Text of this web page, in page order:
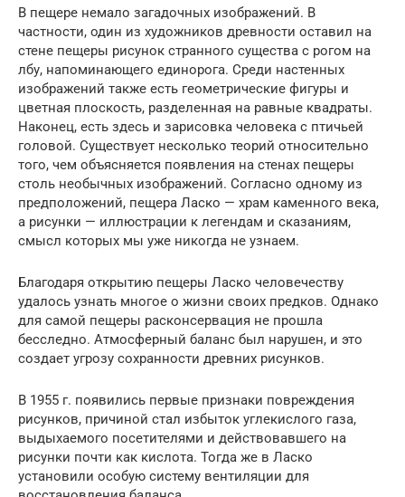
В пещере немало загадочных изображений. В
частности, один из художников древности оставил на
стене пещеры рисунок странного существа с рогом на
лбу, напоминающего единорога. Среди настенных
изображений также есть геометрические фигуры и
цветная плоскость, разделенная на равные квадраты.
Наконец, есть здесь и зарисовка человека с птичьей
головой. Существует несколько теорий относительно
того, чем объясняется появления на стенах пещеры
столь необычных изображений. Согласно одному из
предположений, пещера Ласко — храм каменного века,
а рисунки — иллюстрации к легендам и сказаниям,
смысл которых мы уже никогда не узнаем.
Благодаря открытию пещеры Ласко человечеству
удалось узнать многое о жизни своих предков. Однако
для самой пещеры расконсервация не прошла
бесследно. Атмосферный баланс был нарушен, и это
создает угрозу сохранности древних рисунков.
В 1955 г. появились первые признаки повреждения
рисунков, причиной стал избыток углекислого газа,
выдыхаемого посетителями и действовавшего на
рисунки почти как кислота. Тогда же в Ласко
установили особую систему вентиляции для